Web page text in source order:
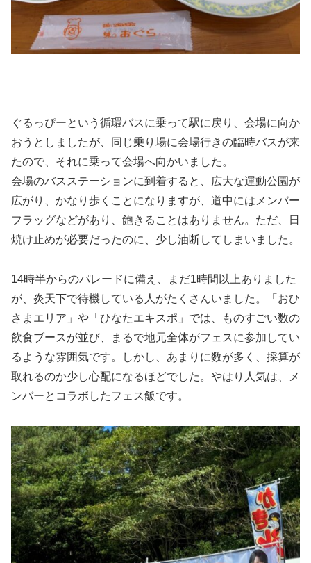
ぐるっぴーという循環バスに乗って駅に戻り、会場に向か
おうとしましたが、同じ乗り場に会場行きの臨時バスが来
たので、それに乗って会場へ向かいました。
会場のバスステーションに到着すると、広大な運動公園が
広がり、かなり歩くことになりますが、道中にはメンバー
フラッグなどがあり、飽きることはありません。ただ、日
焼け止めが必要だったのに、少し油断してしまいました。
14時半からのパレードに備え、まだ1時間以上ありました
が、炎天下で待機している人がたくさんいました。「おひ
さまエリア」や「ひなたエキスポ」では、ものすごい数の
飲食ブースが並び、まるで地元全体がフェスに参加してい
るような雰囲気です。しかし、あまりに数が多く、採算が
取れるのか少し心配になるほどでした。やはり人気は、メ
ンバーとコラボしたフェス飯です。